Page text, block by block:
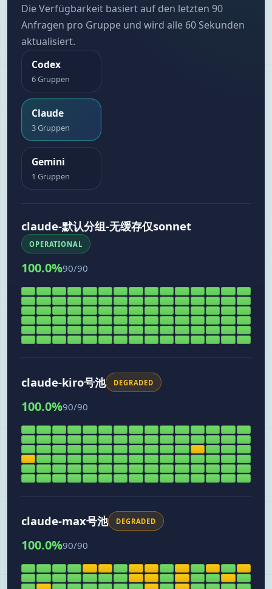
Die Verfügbarkeit basiert auf den letzten 90
Anfragen pro Gruppe und wird alle 60 Sekunden
aktualisiert.
Codex
6 Gruppen
Claude
3 Gruppen
Gemini
1 Gruppen
claude-默认分组-无缓存仅sonnet
OPERATIONAL
100.0%90/90
claude-kiro号池 DEGRADED
100.0%90/90
claude-max号池 DEGRADED
100.0%90/90